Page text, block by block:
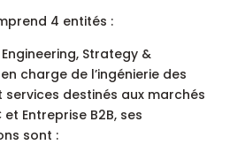
4 entités :
Strategy &
charge de l’ingénierie des
destinés aux marchés
Entreprise B2B, ses
sont :